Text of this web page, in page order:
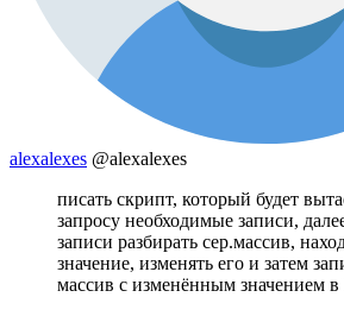
alexalexes @alexalexes
писать скрипт, который будет
запросу необходимые записи,
записи разбирать сер.массив,
значение, изменять его и затем
массив с изменённым значением